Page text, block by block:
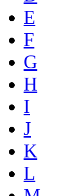
E
F
G
H
I
J
K
L